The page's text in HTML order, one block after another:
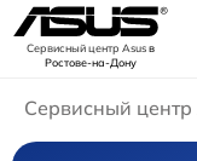
Сервисный центр Asusв
Ростове-на-Дону
Сервисный центр